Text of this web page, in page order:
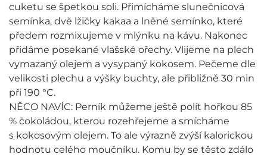
cuketu se špetkou soli. Přimícháme slunečnicová
semínka, dvě lžičky kakaa a lněné semínko, které
předem rozmixujeme v mlýnku na kávu. Nakonec
přidáme posekané vlašské ořechy. Vlijeme na plech
vymazaný olejem a vysypaný kokosem. Pečeme dle
velikosti plechu a výšky buchty, ale přibližně 30 min
při 190 °C.
NĚCO NAVÍC: Perník můžeme ještě polít hořkou 85
% čokoládou, kterou rozehřejeme a smícháme
s kokosovým olejem. To ale výrazně zvýší kalorickou
hodnotu celého moučníku. Komu by se těsto zdálo